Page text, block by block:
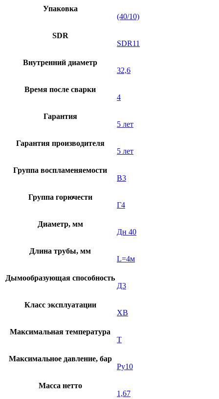
Упаковка
(40/10)
SDR
SDR11
Внутренний диаметр
32,6
Время после сварки
4
Гарантия
5 лет
Гарантия производителя
5 лет
Группа воспламеняемости
В3
Группа горючести
Г4
Диаметр, мм
Дн 40
Длина трубы, мм
L=4м
Дымообразующая способность
Д3
Класс эксплуатации
XB
Максимальная температура
Т
Максимальное давление, бар
Ру10
Масса нетто
1,67